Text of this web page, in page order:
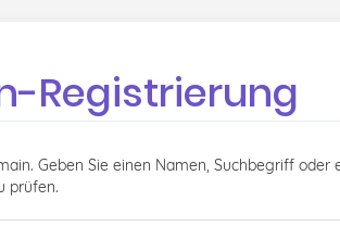
Registrierung
Geben Sie einen Namen, Suchbegriff
prüfen.